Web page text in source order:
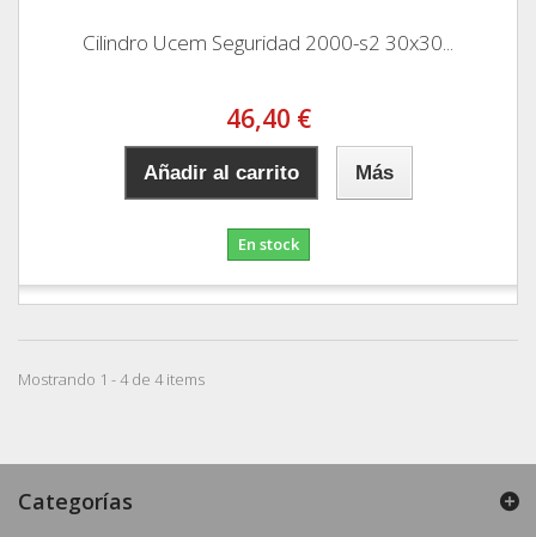
Cilindro Ucem Seguridad 2000-s2 30x30...
46,40 €
Añadir al carrito Más
En stock
Mostrando 1 - 4 de 4 items
Categorías